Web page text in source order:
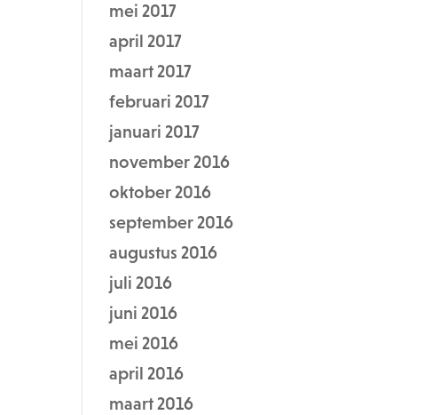
mei 2017
april 2017
maart 2017
februari 2017
januari 2017
november 2016
oktober 2016
september 2016
augustus 2016
juli 2016
juni 2016
mei 2016
april 2016
maart 2016